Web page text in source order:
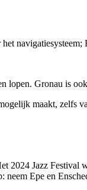
navigatiesysteem;
lopen. Gronau is
maakt, zelfs
2024 Jazz
neem Epe en